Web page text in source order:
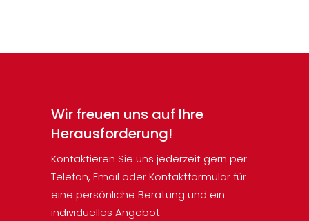
Wir freuen uns auf Ihre
Herausforderung!
Kontaktieren Sie uns jederzeit gern per
Telefon, Email oder Kontaktformular für
eine persönliche Beratung und ein
individuelles Angebot